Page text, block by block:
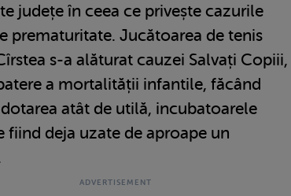
județe în ceea ce privește cazurile
prematuritate. Jucătoarea de tenis
s-a alăturat cauzei Salvați Copiii,
a mortalității infantile, făcând
atât de utilă, incubatoarele
fiind deja uzate de aproape un